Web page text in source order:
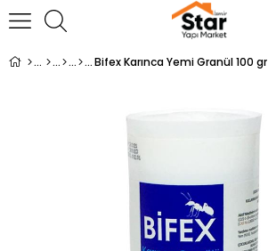
Bifex Karınca Yemi Granül 100 gr